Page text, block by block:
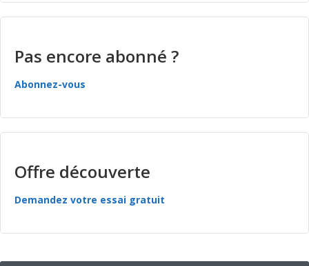
Pas encore abonné ?
Abonnez-vous
Offre découverte
Demandez votre essai gratuit